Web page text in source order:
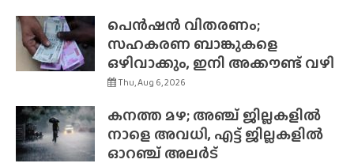
പെൻഷൻ വിതരണം;
സഹകരണ ബാങ്കുകളെ
ഒഴിവാക്കും, ഇനി അക്കൗണ്ട് വഴി
Thu, Aug 6, 2026
കനത്ത മഴ; അഞ്ച് ജില്ലകളിൽ
നാളെ അവധി, എട്ട് ജില്ലകളിൽ
ഓറഞ്ച് അലർട്